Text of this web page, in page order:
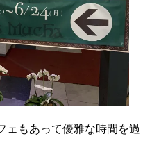
ェもあって優雅な時間を過